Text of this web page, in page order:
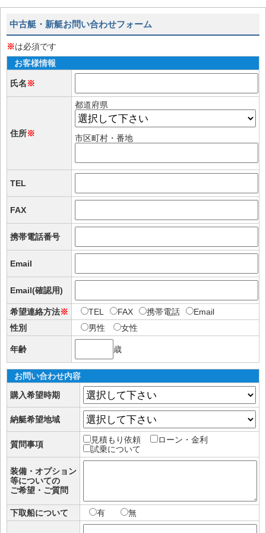
中古艇・新艇お問い合わせフォーム
※は必須です
お客様情報
氏名※
住所※
都道府県
市区町村・番地
TEL
FAX
携帯電話番号
Email
Email(確認用)
希望連絡方法※ TEL FAX 携帯電話
Email
性別
男性 女性
年齢 歳
お問い合わせ内容
購入希望時期
納艇希望地域
質問事項 見積もり依頼
ローン・金利
試乗について
装備・オプション
等についての
ご希望・ご質問
下取船について 有 無